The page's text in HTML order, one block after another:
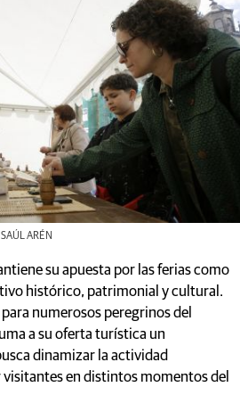
ARÉN
su apuesta por las ferias como
histórico, patrimonial y cultural.
numerosos peregrinos del
a su oferta turística un
dinamizar la actividad
en distintos momentos del